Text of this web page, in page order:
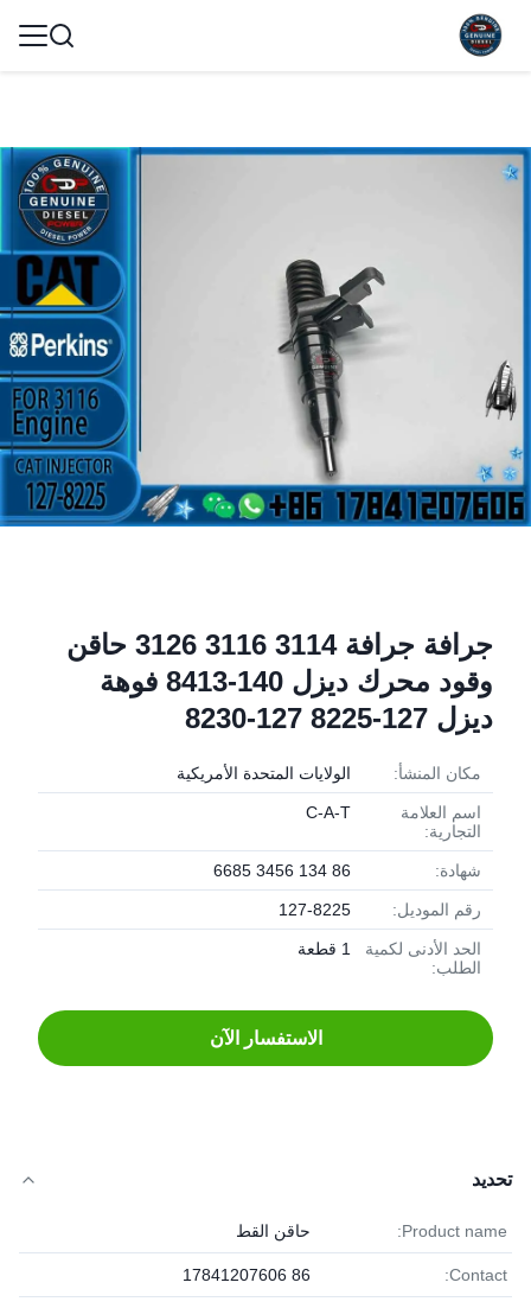
جرافة جرافة 3114 3116 3126 حاقن
وقود محرك ديزل 140-8413 فوهة
ديزل 127-8225 127-8230
مكان المنشأ: الولايات المتحدة الأمريكية
اسم العلامة
التجارية:
C-A-T
شهادة: 86 134 3456 6685
رقم الموديل: 127-8225
الحد الأدنى لكمية
الطلب:
1 قطعة
الاستفسار الآن
تحديد
Product name: حاقن القط
Contact:
86 17841207606